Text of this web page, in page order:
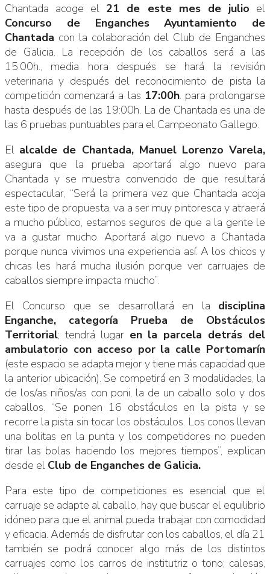
Chantada acoge el 21 de este mes de julio el
Concurso de Enganches Ayuntamiento de
Chantada con la colaboración del Club de Enganches
de Galicia. La recepción de los caballos será a las
15:00h., media hora después se hará la revisión
veterinaria y después del reconocimiento de pista la
competición comenzará a las 17:00h. para prolongarse
hasta después de las 19:00h. La de Chantada es una de
las 6 pruebas puntuables para el Campeonato Gallego.
El alcalde de Chantada, Manuel Lorenzo Varela,
asegura que la prueba aportará algo nuevo para
Chantada y se muestra convencido de que resultará
espectacular, “Será la primera vez que Chantada acoja
este tipo de propuesta, va a ser muy pintoresca y atraerá
a mucho público, estamos seguros de que a la gente le
va a gustar mucho. Aportará algo nuevo a Chantada
porque nunca vivimos una experiencia así. A los chicos y
chicas les hará mucha ilusión porque ver carruajes de
caballos siempre impacta mucho”.
El Concurso que se desarrollará en la disciplina
Enganche, categoría Prueba de Obstáculos
Territorial; tendrá lugar en la parcela detrás del
ambulatorio con acceso por la calle Portomarín
(este espacio se adapta mejor y tiene más capacidad que
la anterior ubicación). Se competirá en 3 modalidades, la
de los/as niños/as con poni, la de un caballo solo y dos
caballos. “Se ponen 16 obstáculos en la pista y se
recorre la pista sin tocar los obstáculos. Los conos llevan
una bolitas en la punta y los competidores no pueden
tirar las bolas haciendo los mejores tiempos”, explican
desde el Club de Enganches de Galicia.
Para este tipo de competiciones es esencial que el
carruaje se adapte al caballo, hay que buscar el equilibrio
idóneo para que el animal pueda trabajar con comodidad
y eficacia. Además de disfrutar con los caballos, el día 21
también se podrá conocer algo más de los distintos
carruajes como los carros de institutriz o tono; calesas,